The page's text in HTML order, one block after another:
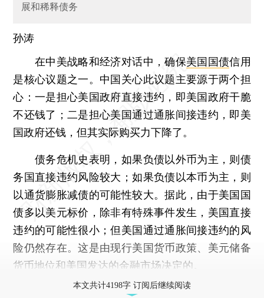
展和稀释债务
孙涛
在中美战略和经济对话中，确保美国国债信用
是核心议题之一。中国关心此议题主要源于两个担
心：一是担心美国政府直接违约，即美国政府干脆
不还钱了；二是担心美国通过通胀间接违约，即美
国政府还钱，但其实际购买力下降了。
债务危机史表明，如果负债以外币为主，则债
务国直接违约风险较大；如果负债以本币为主，则
以通货膨胀减债的可能性较大。据此，由于美国国
债多以美元标价，除非有特殊事件发生，美国直接
违约的可能性很小；但美国通过通胀间接违约的风
险仍然存在。这是由现行美国货币政策、美元储备
货币地位和美国发达的金融市场决定的。
本文共计4198字 订阅后继续阅读